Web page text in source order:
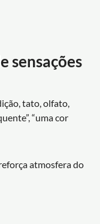
sensações
tato, olfato,
“uma cor
atmosfera do